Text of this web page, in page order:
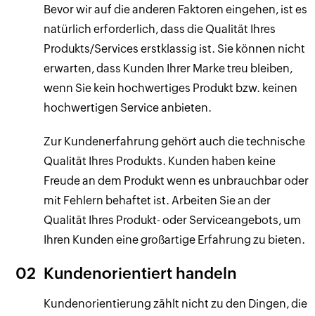
Bevor wir auf die anderen Faktoren eingehen, ist es
natürlich erforderlich, dass die Qualität Ihres
Produkts/Services erstklassig ist. Sie können nicht
erwarten, dass Kunden Ihrer Marke treu bleiben,
wenn Sie kein hochwertiges Produkt bzw. keinen
hochwertigen Service anbieten.
Zur Kundenerfahrung gehört auch die technische
Qualität Ihres Produkts. Kunden haben keine
Freude an dem Produkt wenn es unbrauchbar oder
mit Fehlern behaftet ist. Arbeiten Sie an der
Qualität Ihres Produkt- oder Serviceangebots, um
Ihren Kunden eine großartige Erfahrung zu bieten.
02 Kundenorientiert handeln
Kundenorientierung zählt nicht zu den Dingen, die